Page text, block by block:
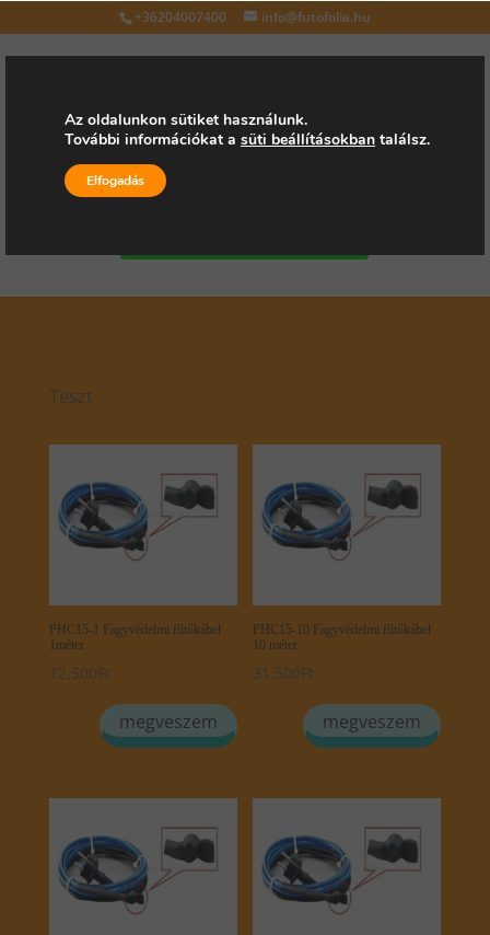
+36204007400 info@futofolia.hu
Válasszon oldalt
Teszt
PHC15-1 Fagyvédelmi fűtőkábel
1méter
12,500Ft
megveszem
PHC15-10 Fagyvédelmi fűtőkábel
10 méter
31,500Ft
megveszem
Az oldalunkon sütiket használunk.
További információkat a süti beállításokban találsz.
Elfogadás